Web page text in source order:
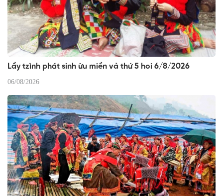
Lầy tzình phát sinh ừu miền vả thứ 5 hoi 6/8/2026
06/08/2026